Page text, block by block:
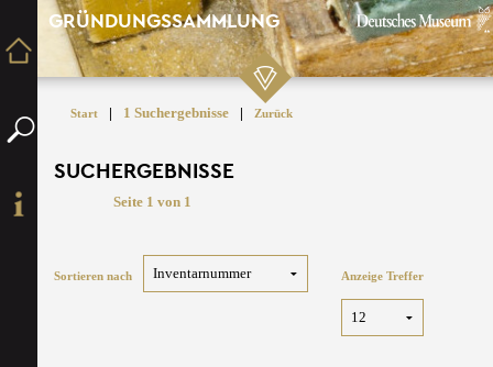
GRÜNDUNGSSAMMLUNG
Start | 1 Suchergebnisse | Zurück
SUCHERGEBNISSE
Seite 1 von 1
Sortieren nach Anzeige Treffer